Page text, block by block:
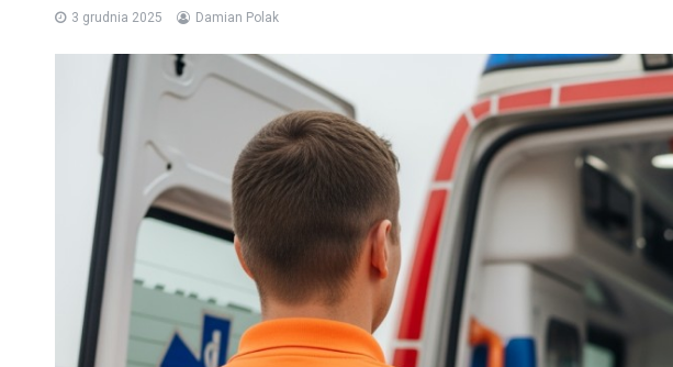
3 grudnia 2025 Damian Polak